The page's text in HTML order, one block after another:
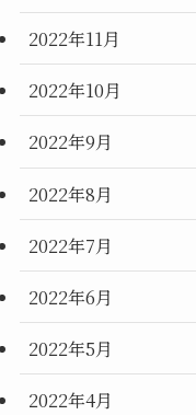
2022年11月
2022年10月
2022年9月
2022年8月
2022年7月
2022年6月
2022年5月
2022年4月